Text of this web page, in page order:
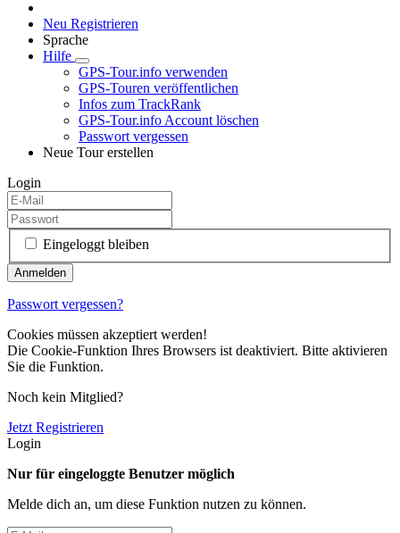
Neu Registrieren
Sprache
Hilfe
GPS-Tour.info verwenden
GPS-Touren veröffentlichen
Infos zum TrackRank
GPS-Tour.info Account löschen
Passwort vergessen
Neue Tour erstellen
Login
Eingeloggt bleiben
Passwort vergessen?
Cookies müssen akzeptiert werden!
Die Cookie-Funktion Ihres Browsers ist deaktiviert. Bitte aktivieren
Sie die Funktion.
Noch kein Mitglied?
Jetzt Registrieren
Login
Nur für eingeloggte Benutzer möglich
Melde dich an, um diese Funktion nutzen zu können.